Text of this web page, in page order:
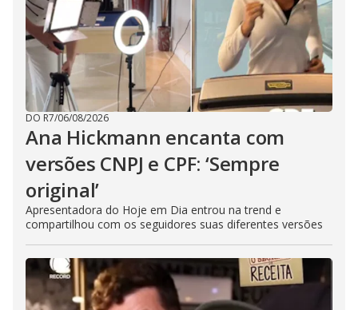
DO R7/06/08/2026
Ana Hickmann encanta com
versões CNPJ e CPF: ‘Sempre
original’
Apresentadora do Hoje em Dia entrou na trend e
compartilhou com os seguidores suas diferentes versões